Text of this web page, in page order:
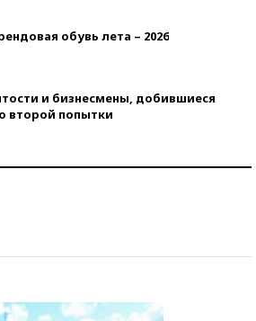
обувь лета – 2026
и бизнесмены, добившиеся
второй попытки